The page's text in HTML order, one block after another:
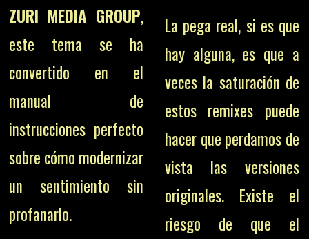
ZURI MEDIA GROUP,
este tema se ha
convertido en el
manual de
instrucciones perfecto
sobre cómo modernizar
un sentimiento sin
profanarlo.
La pega real, si es que
hay alguna, es que a
veces la saturación de
estos remixes puede
hacer que perdamos de
vista las versiones
originales. Existe el
riesgo de que el